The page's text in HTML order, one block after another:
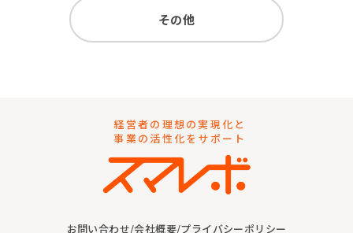
その他
経営者の理想の実現化と
事業の活性化をサポート
お問い合わせ/会社概要/プライバシーポリシー